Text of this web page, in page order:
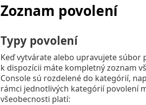
Zoznam povolení
Typy povolení
Keď vytvárate alebo upravujete súbor
k dispozícii máte kompletný zoznam
Console sú rozdelené do kategórií,
rámci jednotlivých kategórií povolení
všeobecnosti platí: